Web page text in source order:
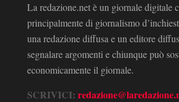
La redazione.net è un giornale digitale
principalmente di giornalismo
una redazione diffusa e un editore
segnalare argomenti e chiunque può
economicamente il giornale.
SCRIVICI: